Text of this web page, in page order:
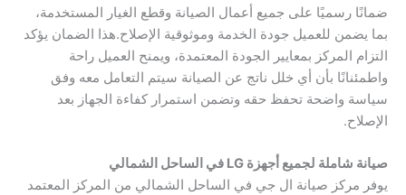
ضمانًا رسميًا على جميع أعمال الصيانة وقطع الغيار المستخدمة،
بما يضمن للعميل جودة الخدمة وموثوقية الإصلاح.هذا الضمان يؤكد
التزام المركز بمعايير الجودة المعتمدة، ويمنح العميل راحة
واطمئنانًا بأن أي خلل ناتج عن الصيانة سيتم التعامل معه وفق
سياسة واضحة تحفظ حقه وتضمن استمرار كفاءة الجهاز بعد
الإصلاح.
صيانة شاملة لجميع أجهزة LG في الساحل الشمالي
يوفر مركز صيانة ال جي في الساحل الشمالي من المركز المعتمد